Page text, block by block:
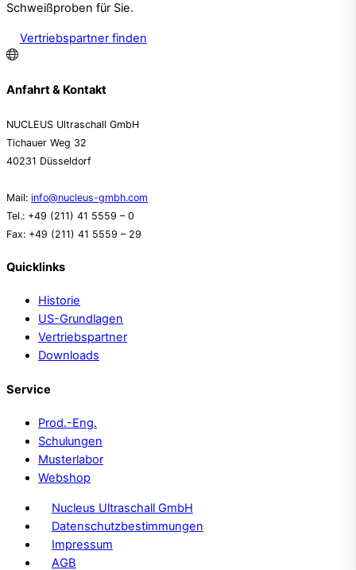
Schweißproben für Sie.
Vertriebspartner finden
Anfahrt & Kontakt
NUCLEUS Ultraschall GmbH
Tichauer Weg 32
40231 Düsseldorf
Mail: info@nucleus-gmbh.com
Tel.: +49 (211) 41 5559 – 0
Fax: +49 (211) 41 5559 – 29
Quicklinks
Historie
US-Grundlagen
Vertriebspartner
Downloads
Service
Prod.-Eng.
Schulungen
Musterlabor
Webshop
Nucleus Ultraschall GmbH
Datenschutzbestimmungen
Impressum
AGB